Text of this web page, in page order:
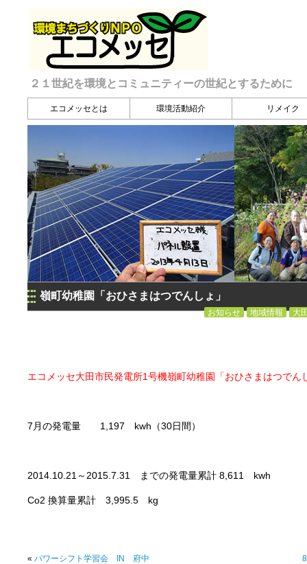
２１世紀を環境とコミュニティーの世紀とするために
エコメッセとは 環境活動紹介 リメイク
嶺町幼稚園「おひさまはつでんしょ」
お知らせ 地域情報 大
エコメッセ大田市民発電所1号機嶺町幼稚園「おひさまはつでん
7月の発電量 1,197 kwh（30日間）
2014.10.21～2015.7.31 までの発電量累計 8,611 kwh
Co2 換算量累計 3,995.5 kg
« パワーシフト学習会 IN 府中